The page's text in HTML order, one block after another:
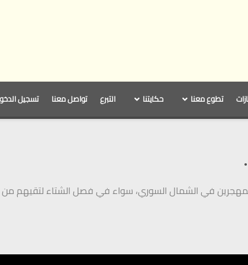
تطوع معنا حكايتنا التبرع تواصل معنا تسجيل
في الشمال السوري، سواء في فصل الشتاء لتقيهم من